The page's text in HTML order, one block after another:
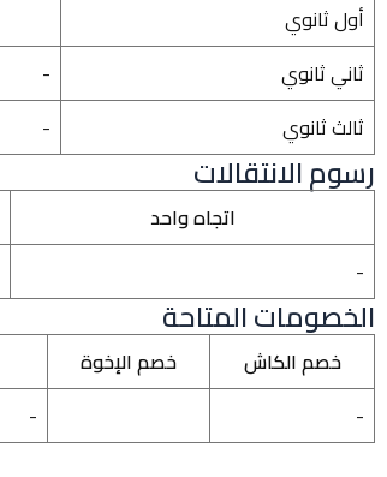
أول ثانوي
ثاني ثانوي
-
ثالث ثانوي
-
رسوم الانتقالات
اتجاه واحد
-
الخصومات المتاحة
خصم الكاش خصم الإخوة
-
-